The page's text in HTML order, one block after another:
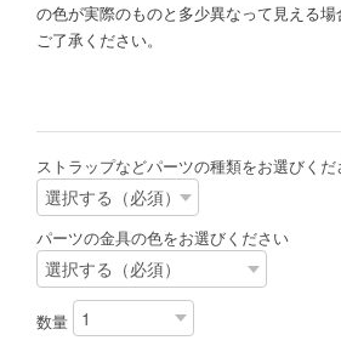
の色が実際のものと多少異なって見える
ご了承ください。
ストラップなどパーツの種類をお選びくだ
パーツの金具の色をお選びください
数量